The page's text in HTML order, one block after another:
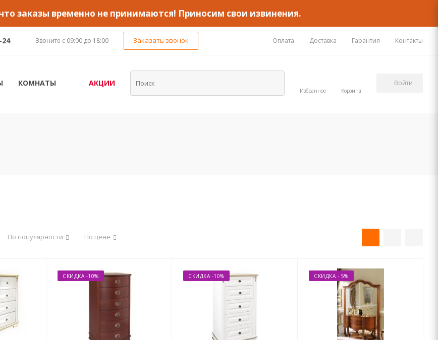
заказы временно не принимаются! Приносим свои извинения.
24 Звоните с 09:00 до 18:00 Заказать звонок Оплата Доставка Гарантия Контакты
КОМНАТЫ АКЦИИ
Избранное Корзина
Войти
По популярности По цене
СКИДКА -10% СКИДКА -10% СКИДКА - 5%